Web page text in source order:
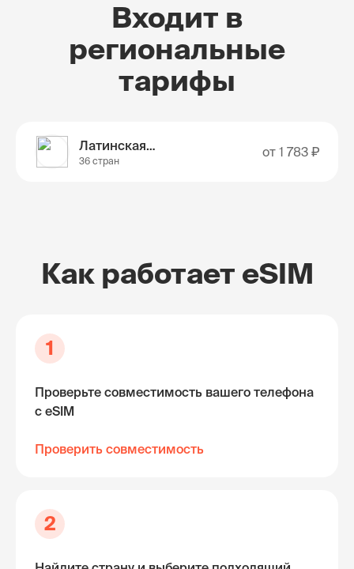
Входит в
региональные
тарифы
Латинская Америка
36 стран
от 1 783 ₽
Как работает eSIM
1
Проверьте совместимость вашего телефона
с eSIM
Проверить совместимость
2